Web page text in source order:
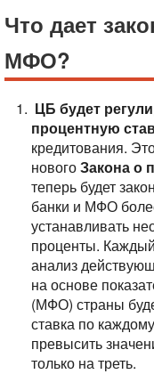
Что дает
МФО?
ЦБ будет
процентную
кредитования.
новогоЗакона о
теперь будет
банки и МФО
устанавливать
проценты.
анализ
на основе
(МФО) страны
ставка по
превысить
только на треть.